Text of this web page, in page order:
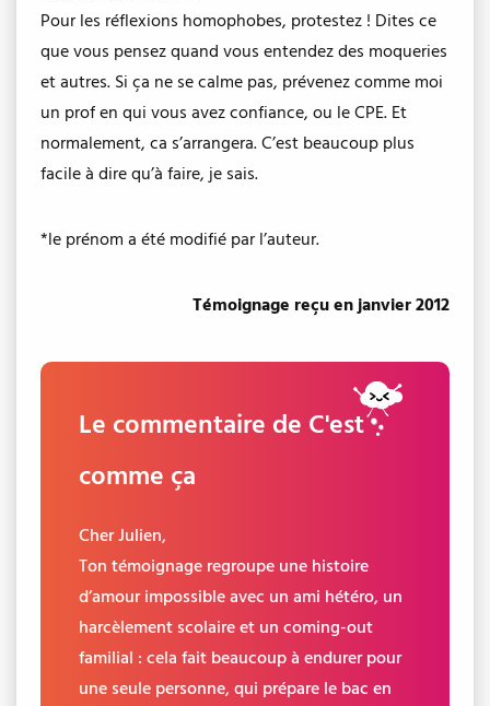
Pour les réflexions homophobes, protestez ! Dites ce
que vous pensez quand vous entendez des moqueries
et autres. Si ça ne se calme pas, prévenez comme moi
un prof en qui vous avez confiance, ou le CPE. Et
normalement, ca s’arrangera. C’est beaucoup plus
facile à dire qu’à faire, je sais.
*le prénom a été modifié par l’auteur.
Témoignage reçu en janvier 2012
Le commentaire de C'est
comme ça
Cher Julien,
Ton témoignage regroupe une histoire
d’amour impossible avec un ami hétéro, un
harcèlement scolaire et un coming-out
familial : cela fait beaucoup à endurer pour
une seule personne, qui prépare le bac en